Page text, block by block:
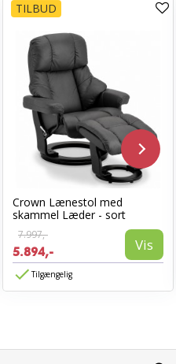
TILBUD
Crown Lænestol med
skammel Læder - sort
7.997,-
5.894,- Vis
Tilgængelig